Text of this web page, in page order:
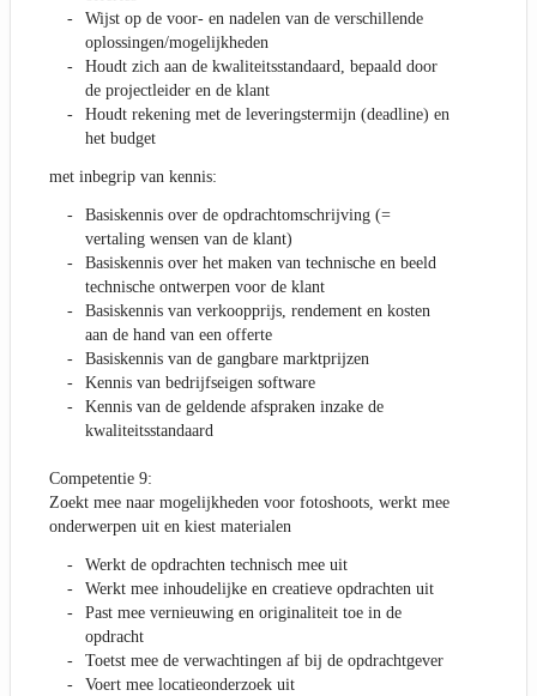
Wijst op de voor- en nadelen van de verschillende
oplossingen/mogelijkheden
Houdt zich aan de kwaliteitsstandaard, bepaald door
de projectleider en de klant
Houdt rekening met de leveringstermijn (deadline) en
het budget
met inbegrip van kennis:
Basiskennis over de opdrachtomschrijving (=
vertaling wensen van de klant)
Basiskennis over het maken van technische en beeld
technische ontwerpen voor de klant
Basiskennis van verkoopprijs, rendement en kosten
aan de hand van een offerte
Basiskennis van de gangbare marktprijzen
Kennis van bedrijfseigen software
Kennis van de geldende afspraken inzake de
kwaliteitsstandaard
Competentie 9:
Zoekt mee naar mogelijkheden voor fotoshoots, werkt mee
onderwerpen uit en kiest materialen
Werkt de opdrachten technisch mee uit
Werkt mee inhoudelijke en creatieve opdrachten uit
Past mee vernieuwing en originaliteit toe in de
opdracht
Toetst mee de verwachtingen af bij de opdrachtgever
Voert mee locatieonderzoek uit